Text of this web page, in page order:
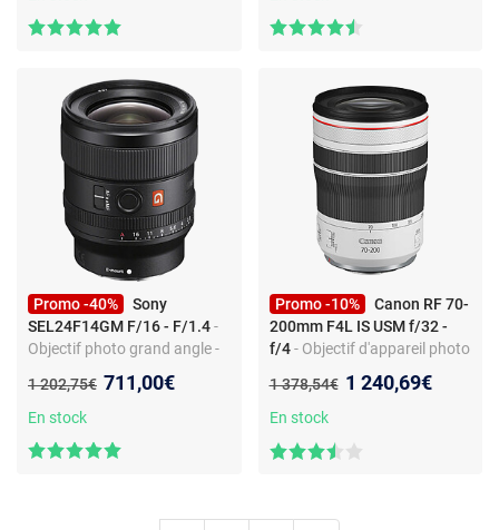
Promo -40%
Sony
SEL24F14GM F/16 - F/1.4-
Objectif photo grand angle -
- ouverture f/1.4
Ancien prix :
1 202,75€ Nouveau prix :
711,00€
En stock
Promo -10%
Canon RF 70-
200mm F4L IS USM f/32 -
f/4 - Objectif d'appareil photo
Canon RF - Stabilisation IS -
Mise au point USM
Ancien prix :
1 378,54€ Nouveau prix :
1 240,69€
En stock